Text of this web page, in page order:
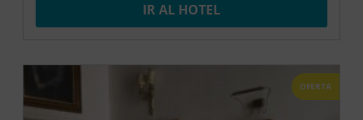
IR AL HOTEL
OFERTA